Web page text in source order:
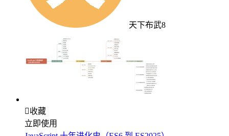
天下布武8
收藏
立即使用